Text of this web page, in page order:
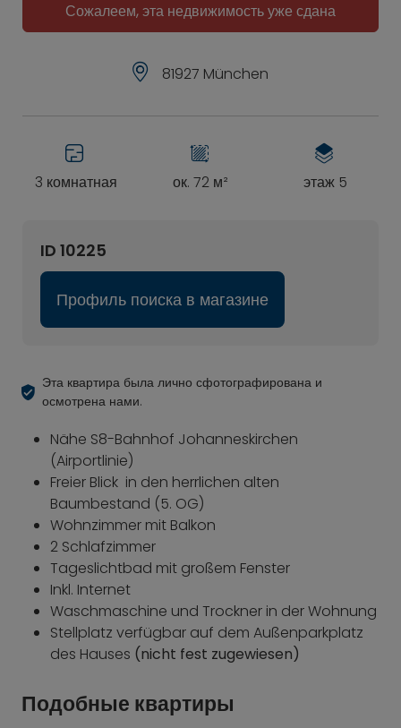
Сожалеем, эта недвижимость уже сдана
81927 München
3 комнатная ок. 72 м² этаж 5
ID 10225
Профиль поиска в магазине
Эта квартира была лично сфотографирована и
осмотрена нами.
Nähe S8-Bahnhof Johanneskirchen
(Airportlinie)
Freier Blick in den herrlichen alten
Baumbestand (5. OG)
Wohnzimmer mit Balkon
2 Schlafzimmer
Tageslichtbad mit großem Fenster
Inkl. Internet
Waschmaschine und Trockner in der Wohnung
Stellplatz verfügbar auf dem Außenparkplatz
des Hauses (nicht fest zugewiesen)
Подобные квартиры